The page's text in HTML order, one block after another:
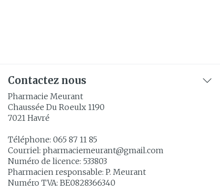
Contactez nous
Pharmacie Meurant
Chaussée Du Roeulx 1190
7021 Havré
Téléphone: 065 87 11 85
Courriel: pharmaciemeurant@gmail.com
Numéro de licence: 533803
Pharmacien responsable: P. Meurant
Numéro TVA: BE0828366340